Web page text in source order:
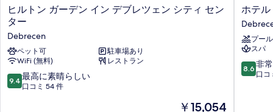
の
写
真
を
表
示
の
写
真
を
表
示
ヒ
ル
ト
ン
ガ
ー
デ
ン
ヒルトン ガーデン イン デブレツェン シティ セン
ター
Debrecen
ペット可
駐車場あり
WiFi (無料)
レストラン
10
段
9.4 最高に素晴らしい
口コミ 54 件
現
￥15,054
ホ
テ
ル
デ
ィ
ヴ
ィ
ホテル
プール
スパ
10
段
8.6 非
口コ